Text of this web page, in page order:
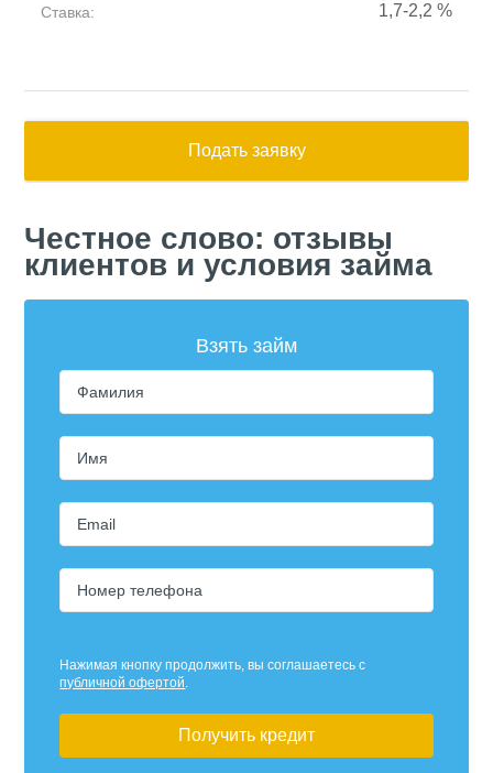
Ставка: 1,7-2,2 %
Подать заявку
Честное слово: отзывы
клиентов и условия займа
Взять займ
Фамилия
Имя
Email
Номер телефона
Нажимая кнопку продолжить, вы соглашаетесь с
публичной офертой
Получить кредит